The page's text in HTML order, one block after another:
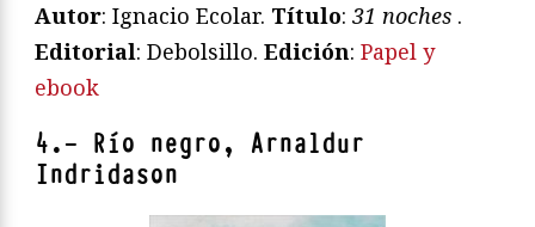
Autor: Ignacio Ecolar. Título: 31 noches .
Editorial: Debolsillo. Edición: Papel y
ebook
4.- Río negro, Arnaldur
Indridason